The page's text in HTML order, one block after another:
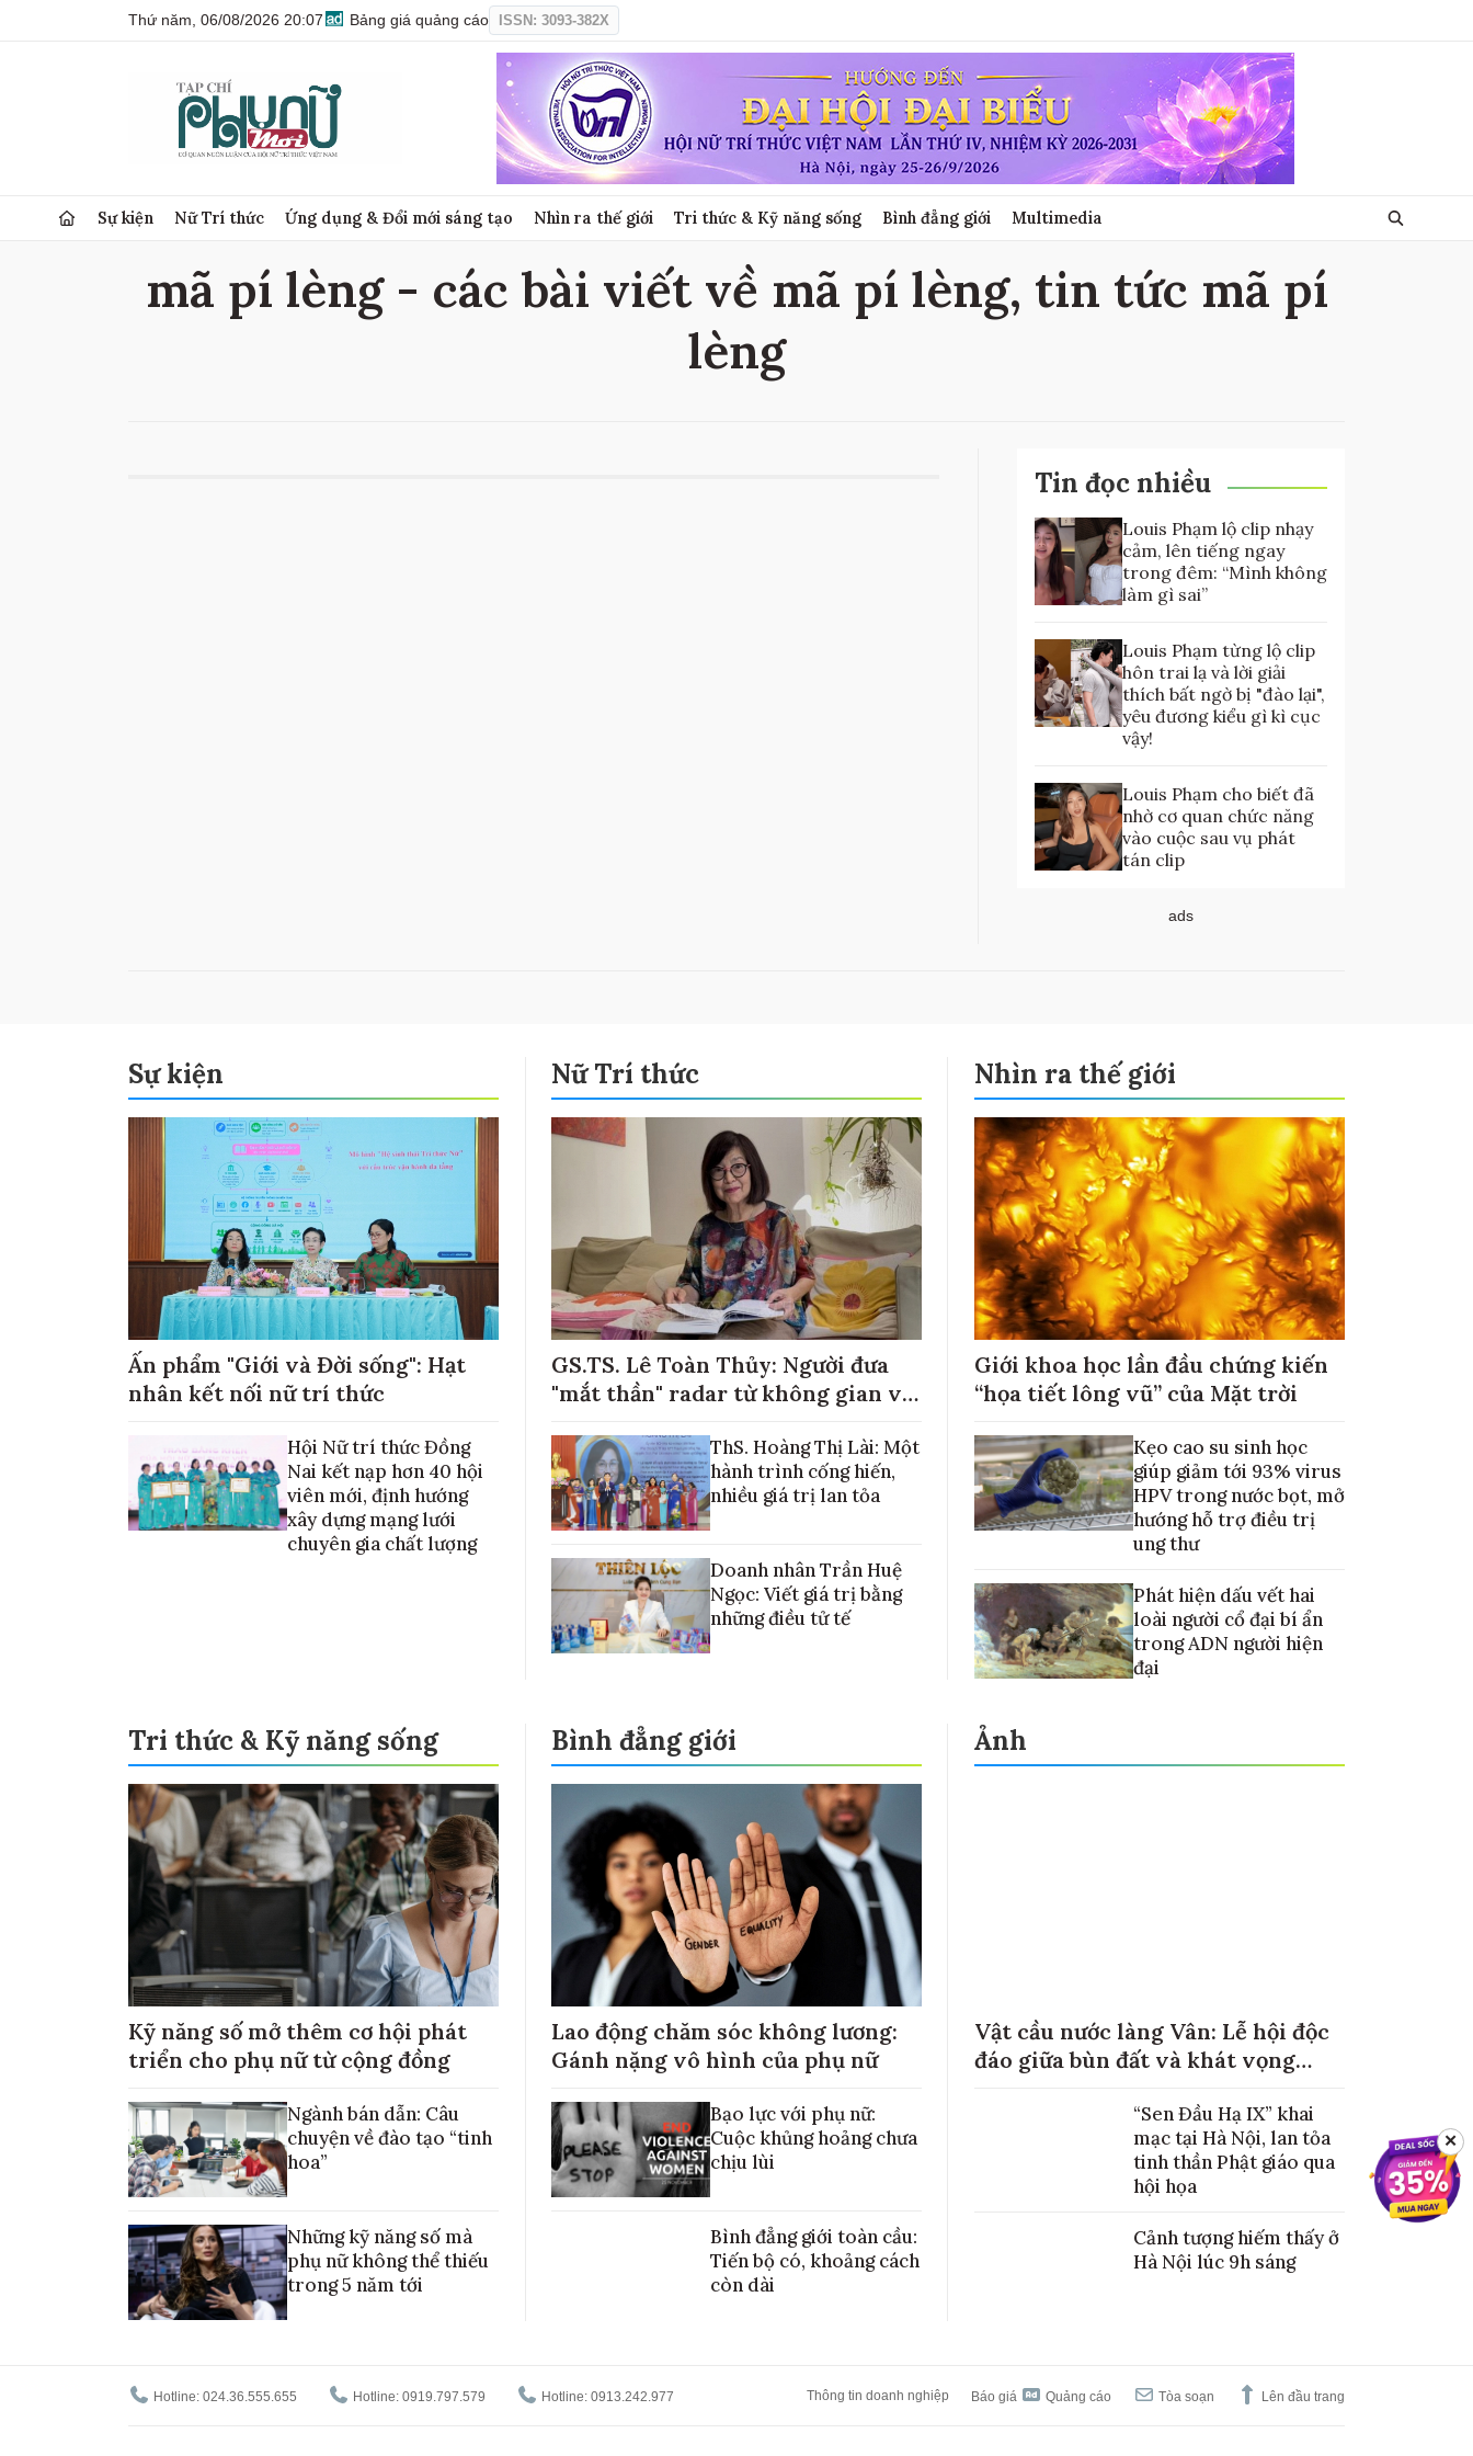
Thứ năm, 06/08/2026 20:07 Bảng giá quảng cáo ISSN: 3093-382X
Sự kiện Nữ Trí thức Ứng dụng & Đổi mới sáng tạo Nhìn ra thế giới Tri thức & Kỹ năng sống Bình đẳng giới Multimedia
mã pí lèng - các bài viết về mã pí lèng, tin tức mã pí
lèng
Tin đọc nhiều
Louis Phạm lộ clip nhạy
cảm, lên tiếng ngay
trong đêm: “Mình không
làm gì sai”
Louis Phạm từng lộ clip
hôn trai lạ và lời giải
thích bất ngờ bị "đào lại",
yêu đương kiểu gì kì cục
vậy!
Louis Phạm cho biết đã
nhờ cơ quan chức năng
vào cuộc sau vụ phát
tán clip
ads
Sự kiện
Ấn phẩm "Giới và Đời sống": Hạt
nhân kết nối nữ trí thức
Hội Nữ trí thức Đồng
Nai kết nạp hơn 40 hội
viên mới, định hướng
xây dựng mạng lưới
chuyên gia chất lượng
Nữ Trí thức
GS.TS. Lê Toàn Thủy: Người đưa
"mắt thần" radar từ không gian về
ThS. Hoàng Thị Lài: Một
hành trình cống hiến,
nhiều giá trị lan tỏa
Doanh nhân Trần Huệ
Ngọc: Viết giá trị bằng
những điều tử tế
Nhìn ra thế giới
Giới khoa học lần đầu chứng kiến
“họa tiết lông vũ” của Mặt trời
Kẹo cao su sinh học
giúp giảm tới 93% virus
HPV trong nước bọt, mở
hướng hỗ trợ điều trị
ung thư
Phát hiện dấu vết hai
loài người cổ đại bí ẩn
trong ADN người hiện
đại
Tri thức & Kỹ năng sống
Kỹ năng số mở thêm cơ hội phát
triển cho phụ nữ từ cộng đồng
Ngành bán dẫn: Câu
chuyện về đào tạo “tinh
hoa”
Những kỹ năng số mà
phụ nữ không thể thiếu
trong 5 năm tới
Bình đẳng giới
Lao động chăm sóc không lương:
Gánh nặng vô hình của phụ nữ
Bạo lực với phụ nữ:
Cuộc khủng hoảng chưa
chịu lùi
Bình đẳng giới toàn cầu:
Tiến bộ có, khoảng cách
còn dài
Ảnh
Vật cầu nước làng Vân: Lễ hội độc
đáo giữa bùn đất và khát vọng
“Sen Đầu Hạ IX” khai
mạc tại Hà Nội, lan tỏa
tinh thần Phật giáo qua
hội họa
Cảnh tượng hiếm thấy ở
Hà Nội lúc 9h sáng
Hotline: 024.36.555.655 Hotline: 0919.797.579 Hotline: 0913.242.977 Thông tin doanh nghiệp Báo giá Quảng cáo Tòa soạn Lên đầu trang
✕